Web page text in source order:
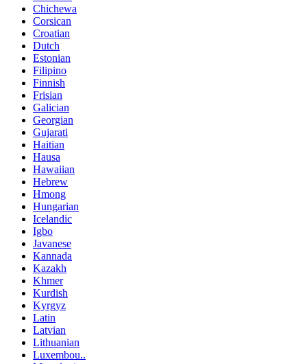
Chichewa
Corsican
Croatian
Dutch
Estonian
Filipino
Finnish
Frisian
Galician
Georgian
Gujarati
Haitian
Hausa
Hawaiian
Hebrew
Hmong
Hungarian
Icelandic
Igbo
Javanese
Kannada
Kazakh
Khmer
Kurdish
Kyrgyz
Latin
Latvian
Lithuanian
Luxembou..